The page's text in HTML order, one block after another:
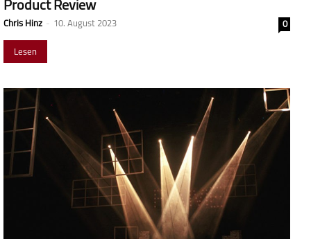
Chris Hinz - 10. August 2023
0
Lesen